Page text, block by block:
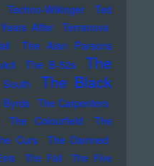
Techno-Wikinger
Ted
After Terranova
The Alan Parsons
The B-52s
The
The Black
Byrds The Carpenters
The Colourfield
The
Curs
The Damned
The Fall
The Five